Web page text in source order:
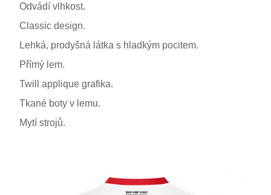
Odvádí vlhkost.
Classic design.
Lehká, prodyšná látka s hladkým pocitem.
Přímý lem.
Twill applique grafika.
Tkané boty v lemu.
Mytí strojů.